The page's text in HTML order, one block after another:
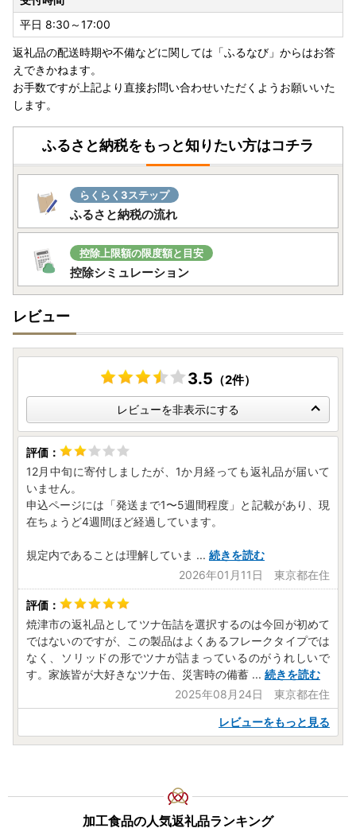
ム）」アプリのダウンロードが必要です
■天候状況や宅配業者の休業・営業時間短縮等にともなう影
響について
積雪等の天候状況や、年末年始における宅配業者の休業・営
業時間短縮等の影響により、お礼品の配送に遅れが発生する
可能性があります。
上記の事情によりお礼品の到着が遅延となる場合は、ご容赦
ください。
緊急事態宣言の影響によりお礼品の配送に遅れが生じる可
能性がございます。
ご迷惑をおかけする場合があると思いますが、ご理解を賜
りますようお願いいたします。
※ふるさと納税サイトを騙る詐欺サイトが増えており、焼津
お礼品の寄付金額を割引や値引き等することはありませ
ん。少しでも怪しいと感じたらお電話ください。
(焼津市ふるさと納税課：054-626-9406)
平日 8:30～17:00
返礼品の配送時期や不備などに関しては「ふるなび」からはお答
えできかねます。
お手数ですが上記より直接お問い合わせいただくようお願いいた
します。
ふるさと納税をもっと知りたい方はコチラ
らくらく3ステップ
ふるさと納税の流れ
控除上限額の限度額と目安
控除シミュレーション
レビュー
3.5 （2件）
レビューを非表示にする
12月中旬に寄付しましたが、1か月経っても返礼品が届いて
いません。
申込ページには「発送まで1〜5週間程度」と記載があり、現
在ちょうど4週間ほど経過しています。
規定内であることは理解していま ... 続きを読む
2026年01月11日 東京都在住
焼津市の返礼品としてツナ缶詰を選択するのは今回が初めて
ではないのですが、この製品はよくあるフレークタイプでは
なく、ソリッドの形でツナが詰まっているのがうれしいで
す。家族皆が大好きなツナ缶、災害時の備蓄 ... 続きを読む
2025年08月24日 東京都在住
レビューをもっと見る
加工食品の人気返礼品ランキング